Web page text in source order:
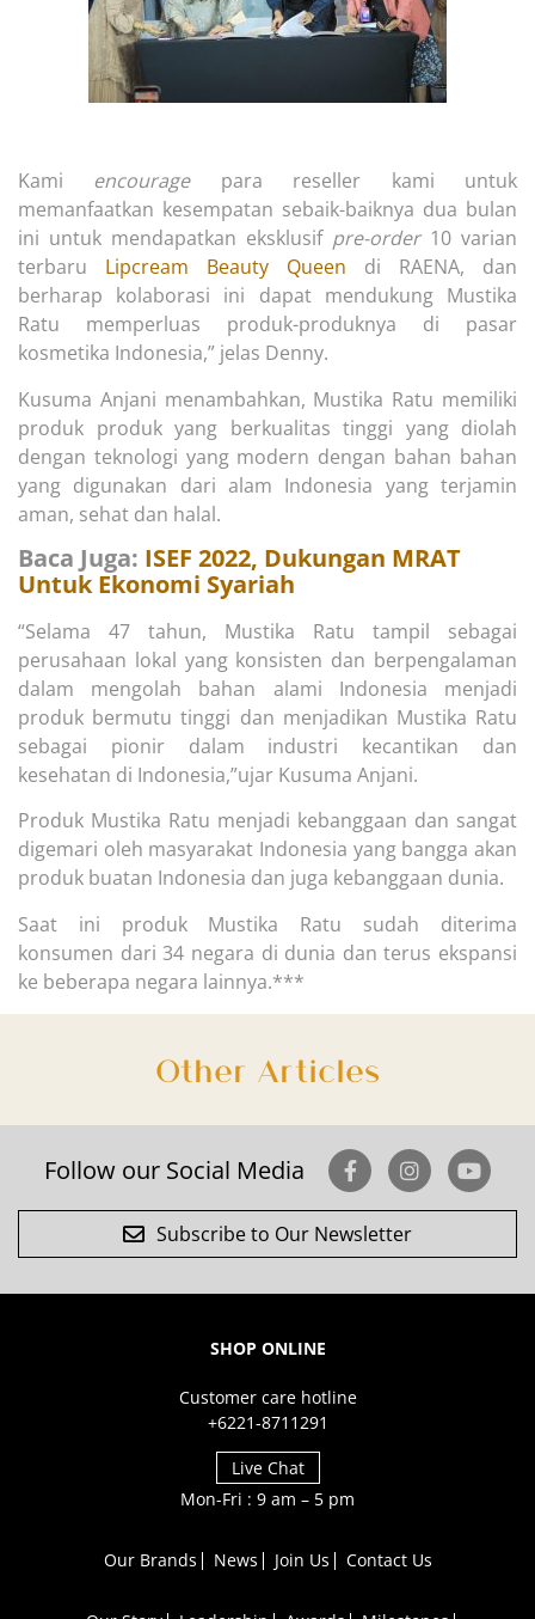
Kami encouragepara reseller kami untuk
memanfaatkan kesempatan sebaik-baiknya dua bulan
ini untuk mendapatkan eksklusif pre-order10 varian
terbaru Lipcream Beauty Queen di RAENA, dan
berharap kolaborasi ini dapat mendukung Mustika
Ratu memperluas produk-produknya di pasar
kosmetika Indonesia,” jelas Denny.
Kusuma Anjani menambahkan, Mustika Ratu memiliki
produk produk yang berkualitas tinggi yang diolah
dengan teknologi yang modern dengan bahan bahan
yang digunakan dari alam Indonesia yang terjamin
aman, sehat dan halal.
Baca Juga: ISEF 2022, Dukungan MRAT
Untuk Ekonomi Syariah
“Selama 47 tahun, Mustika Ratu tampil sebagai
perusahaan lokal yang konsisten dan berpengalaman
dalam mengolah bahan alami Indonesia menjadi
produk bermutu tinggi dan menjadikan Mustika Ratu
sebagai pionir dalam industri kecantikan dan
kesehatan di Indonesia,”ujar Kusuma Anjani.
Produk Mustika Ratu menjadi kebanggaan dan sangat
digemari oleh masyarakat Indonesia yang bangga akan
produk buatan Indonesia dan juga kebanggaan dunia.
Saat ini produk Mustika Ratu sudah diterima
konsumen dari 34 negara di dunia dan terus ekspansi
ke beberapa negara lainnya.***
Other Articles
Follow our Social Media
Subscribe to Our Newsletter
SHOP ONLINE
Customer care hotline
+6221-8711291
Live Chat
Mon-Fri : 9 am – 5 pm
Our Brands News Join Us Contact Us